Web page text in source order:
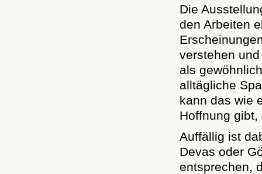
Die
den Arbeiten
verstehen
als
alltägliche
kann das wie
Hoffnung
Auffällig ist
Devas oder
entsprechen,